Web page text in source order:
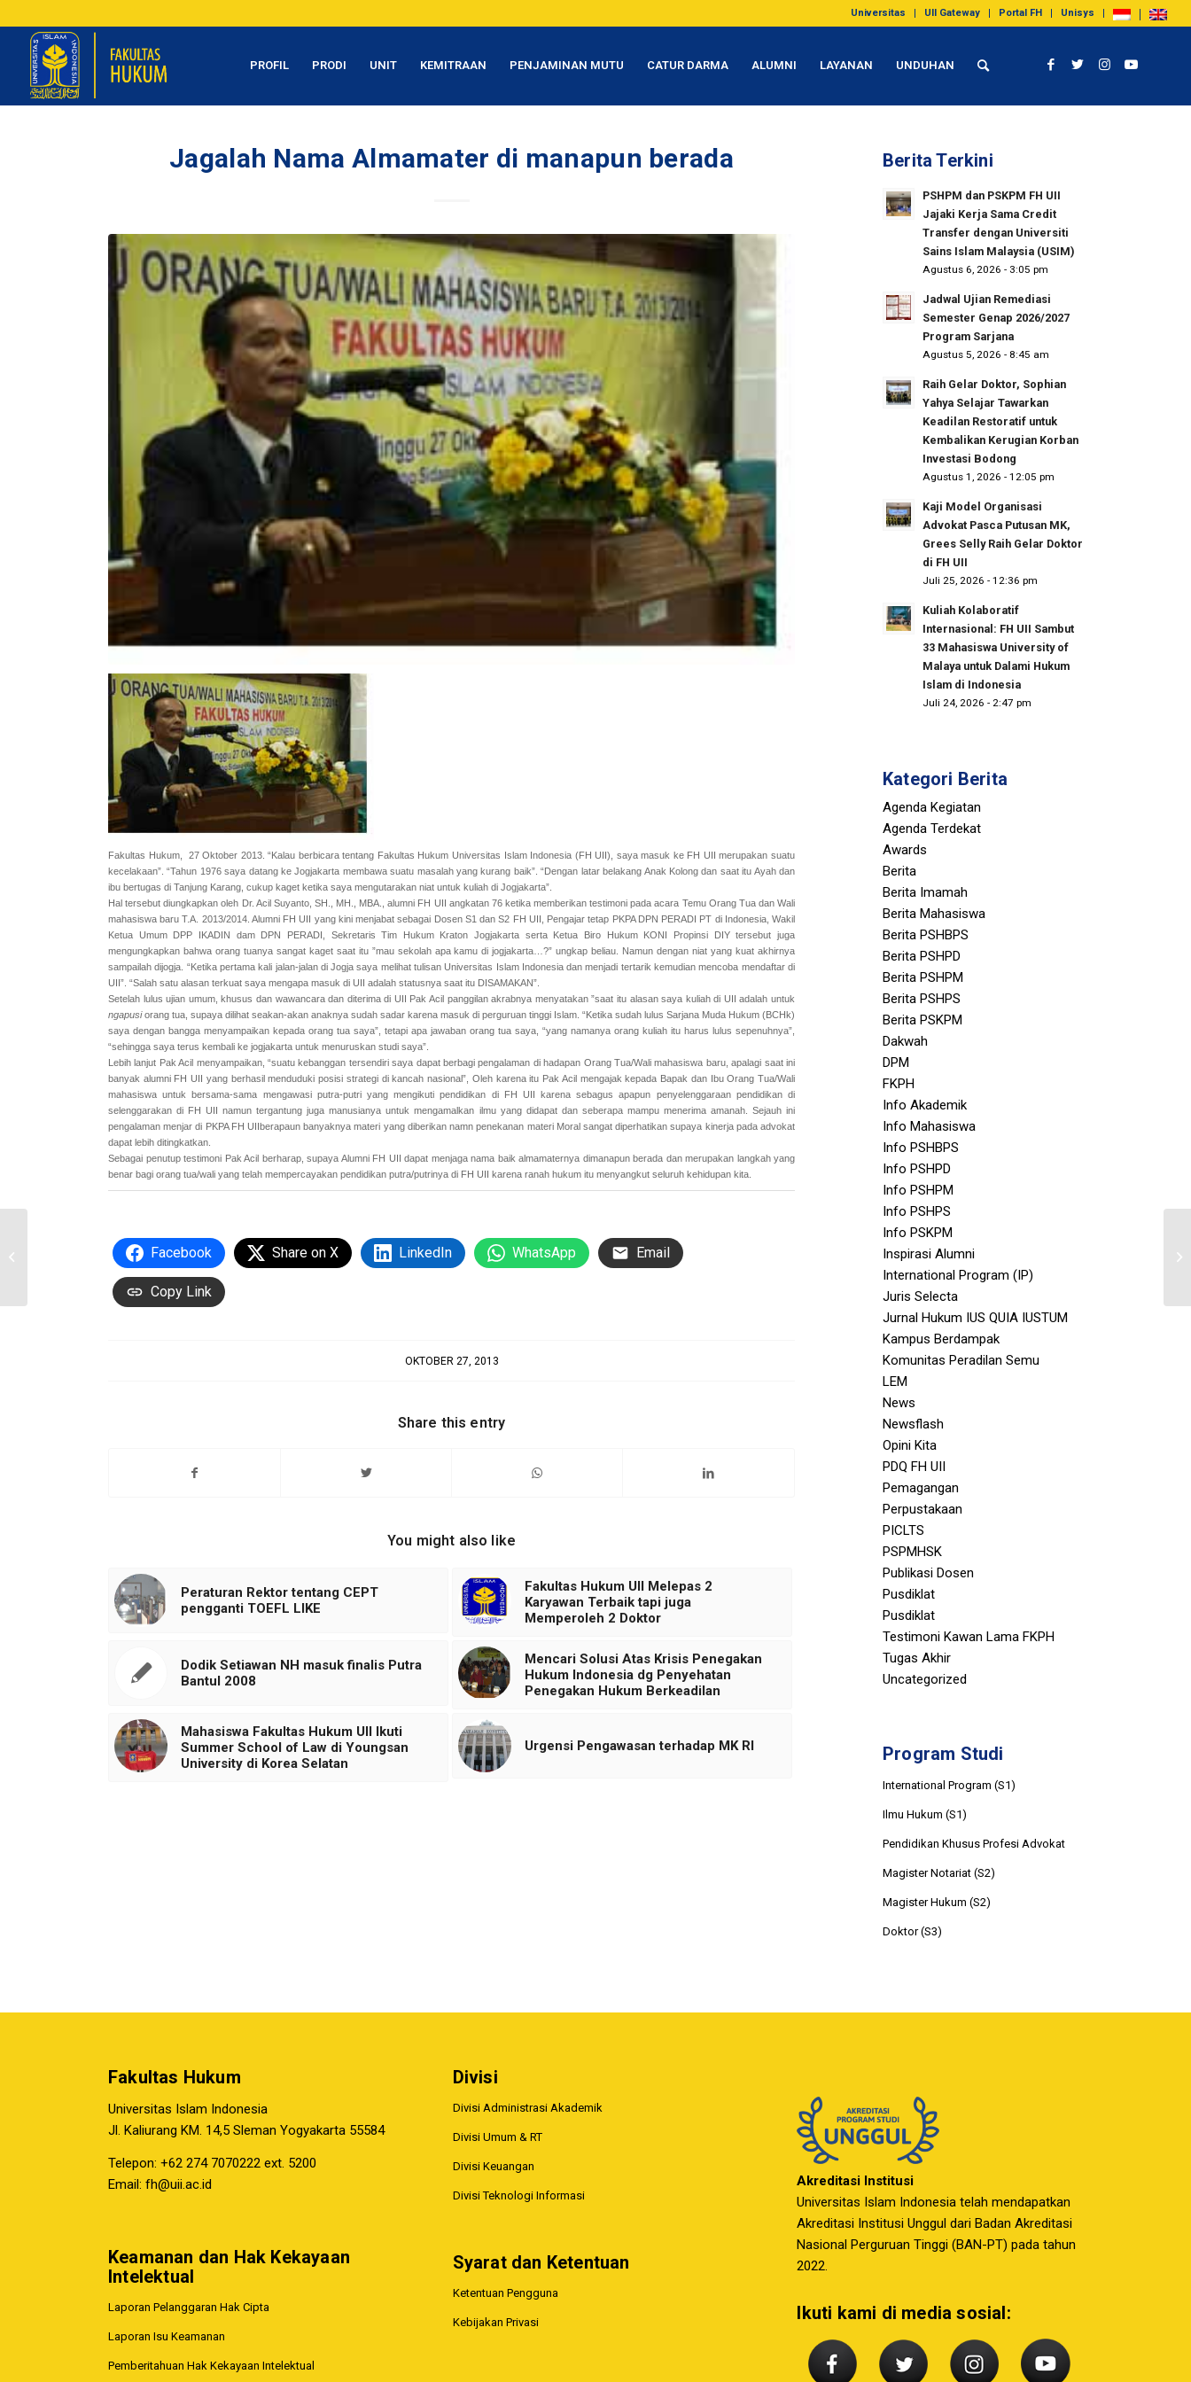
Universitas UII Gateway Portal FH Unisys
PROFIL PRODI UNIT KEMITRAAN PENJAMINAN MUTU CATUR DARMA ALUMNI LAYANAN UNDUHAN
Jagalah Nama Almamater di manapun berada
Fakultas Hukum, 27 Oktober 2013. “Kalau berbicara tentang Fakultas Hukum Universitas Islam Indonesia (FH UII), saya masuk ke FH UII merupakan suatu
kecelakaan”. “Tahun 1976 saya datang ke Jogjakarta membawa suatu masalah yang kurang baik”. “Dengan latar belakang Anak Kolong dan saat itu Ayah dan
ibu bertugas di Tanjung Karang, cukup kaget ketika saya mengutarakan niat untuk kuliah di Jogjakarta”.
Hal tersebut diungkapkan oleh Dr. Acil Suyanto, SH., MH., MBA., alumni FH UII angkatan 76 ketika memberikan testimoni pada acara Temu Orang Tua dan Wali
mahasiswa baru T.A. 2013/2014. Alumni FH UII yang kini menjabat sebagai Dosen S1 dan S2 FH UII, Pengajar tetap PKPA DPN PERADI PT di Indonesia, Wakil
Ketua Umum DPP IKADIN dam DPN PERADI, Sekretaris Tim Hukum Kraton Jogjakarta serta Ketua Biro Hukum KONI Propinsi DIY tersebut juga
mengungkapkan bahwa orang tuanya sangat kaget saat itu ”mau sekolah apa kamu di jogjakarta…?” ungkap beliau. Namun dengan niat yang kuat akhirnya
sampailah dijogja. “Ketika pertama kali jalan-jalan di Jogja saya melihat tulisan Universitas Islam Indonesia dan menjadi tertarik kemudian mencoba mendaftar di
UII”. “Salah satu alasan terkuat saya mengapa masuk di UII adalah statusnya saat itu DISAMAKAN”.
Setelah lulus ujian umum, khusus dan wawancara dan diterima di UII Pak Acil panggilan akrabnya menyatakan ”saat itu alasan saya kuliah di UII adalah untuk
ngapusiorang tua, supaya dilihat seakan-akan anaknya sudah sadar karena masuk di perguruan tinggi Islam. “Ketika sudah lulus Sarjana Muda Hukum (BCHk)
saya dengan bangga menyampaikan kepada orang tua saya”, tetapi apa jawaban orang tua saya, “yang namanya orang kuliah itu harus lulus sepenuhnya”,
“sehingga saya terus kembali ke jogjakarta untuk menuruskan studi saya”.
Lebih lanjut Pak Acil menyampaikan, “suatu kebanggan tersendiri saya dapat berbagi pengalaman di hadapan Orang Tua/Wali mahasiswa baru, apalagi saat ini
banyak alumni FH UII yang berhasil menduduki posisi strategi di kancah nasional”, Oleh karena itu Pak Acil mengajak kepada Bapak dan Ibu Orang Tua/Wali
mahasiswa untuk bersama-sama mengawasi putra-putri yang mengikuti pendidikan di FH UII karena sebagus apapun penyelenggaraan pendidikan di
selenggarakan di FH UII namun tergantung juga manusianya untuk mengamalkan ilmu yang didapat dan seberapa mampu menerima amanah. Sejauh ini
pengalaman menjar di PKPA FH UIIberapaun banyaknya materi yang diberikan namn penekanan materi Moral sangat diperhatikan supaya kinerja pada advokat
dapat lebih ditingkatkan.
Sebagai penutup testimoni Pak Acil berharap, supaya Alumni FH UII dapat menjaga nama baik almamaternya dimanapun berada dan merupakan langkah yang
benar bagi orang tua/wali yang telah mempercayakan pendidikan putra/putrinya di FH UII karena ranah hukum itu menyangkut seluruh kehidupan kita.
Facebook Share on X LinkedIn WhatsApp Email
Copy Link
OKTOBER 27, 2013
Share this entry
You might also like
Peraturan Rektor tentang CEPT
pengganti TOEFL LIKE
Fakultas Hukum UII Melepas 2
Karyawan Terbaik tapi juga
Memperoleh 2 Doktor
Dodik Setiawan NH masuk finalis Putra
Bantul 2008
Mencari Solusi Atas Krisis Penegakan
Hukum Indonesia dg Penyehatan
Penegakan Hukum Berkeadilan
Mahasiswa Fakultas Hukum UII Ikuti
Summer School of Law di Youngsan
University di Korea Selatan
Urgensi Pengawasan terhadap MK RI
Berita Terkini
PSHPM dan PSKPM FH UII
Jajaki Kerja Sama Credit
Transfer dengan Universiti
Sains Islam Malaysia (USIM)
Agustus 6, 2026 - 3:05 pm
Jadwal Ujian Remediasi
Semester Genap 2026/2027
Program Sarjana
Agustus 5, 2026 - 8:45 am
Raih Gelar Doktor, Sophian
Yahya Selajar Tawarkan
Keadilan Restoratif untuk
Kembalikan Kerugian Korban
Investasi Bodong
Agustus 1, 2026 - 12:05 pm
Kaji Model Organisasi
Advokat Pasca Putusan MK,
Grees Selly Raih Gelar Doktor
di FH UII
Juli 25, 2026 - 12:36 pm
Kuliah Kolaboratif
Internasional: FH UII Sambut
33 Mahasiswa University of
Malaya untuk Dalami Hukum
Islam di Indonesia
Juli 24, 2026 - 2:47 pm
Kategori Berita
Agenda Kegiatan
Agenda Terdekat
Awards
Berita
Berita Imamah
Berita Mahasiswa
Berita PSHBPS
Berita PSHPD
Berita PSHPM
Berita PSHPS
Berita PSKPM
Dakwah
DPM
FKPH
Info Akademik
Info Mahasiswa
Info PSHBPS
Info PSHPD
Info PSHPM
Info PSHPS
Info PSKPM
Inspirasi Alumni
International Program (IP)
Juris Selecta
Jurnal Hukum IUS QUIA IUSTUM
Kampus Berdampak
Komunitas Peradilan Semu
LEM
News
Newsflash
Opini Kita
PDQ FH UII
Pemagangan
Perpustakaan
PICLTS
PSPMHSK
Publikasi Dosen
Pusdiklat
Pusdiklat
Testimoni Kawan Lama FKPH
Tugas Akhir
Uncategorized
Program Studi
International Program (S1)
Ilmu Hukum (S1)
Pendidikan Khusus Profesi Advokat
Magister Notariat (S2)
Magister Hukum (S2)
Doktor (S3)
Fakultas Hukum
Universitas Islam Indonesia
Jl. Kaliurang KM. 14,5 Sleman Yogyakarta 55584
Telepon: +62 274 7070222 ext. 5200
Email: fh@uii.ac.id
Keamanan dan Hak Kekayaan
Intelektual
Laporan Pelanggaran Hak Cipta
Laporan Isu Keamanan
Pemberitahuan Hak Kekayaan Intelektual
Divisi
Divisi Administrasi Akademik
Divisi Umum & RT
Divisi Keuangan
Divisi Teknologi Informasi
Syarat dan Ketentuan
Ketentuan Pengguna
Kebijakan Privasi
Akreditasi Institusi
Universitas Islam Indonesia telah mendapatkan
Akreditasi Institusi Unggul dari Badan Akreditasi
Nasional Perguruan Tinggi (BAN-PT) pada tahun
2022.
Ikuti kami di media sosial:
Dokumentasi(New)